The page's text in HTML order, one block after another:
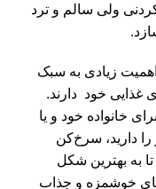
ولی سالم و ترد
زیادی به سبک
خود دارند.
خانواده خود و یا
را دارید، سرخ‌کن
به بهترین شکل
خوشمزه و جذاب